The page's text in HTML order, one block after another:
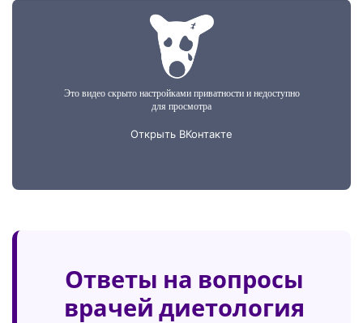
Ответы на вопросы
врачей диетология